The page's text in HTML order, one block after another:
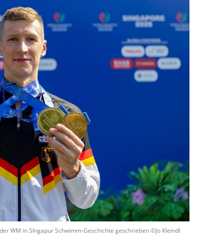
WM in SIngapur Schwimm-Geschichte geschrieben ©Jo Kleindl
Abteilungen
Schwimmen
Freiwasserschwimmen
Wasserspringen
Wasserball
Synchronschwimmen
Masterssport